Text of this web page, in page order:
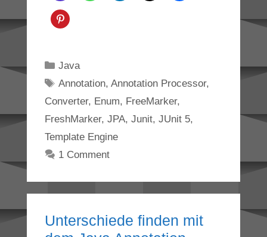
Categories
Java
Tags
Annotation, Annotation Processor,
Converter, Enum, FreeMarker,
FreshMarker, JPA, Junit, JUnit 5,
Template Engine
1 Comment
Unterschiede finden mit